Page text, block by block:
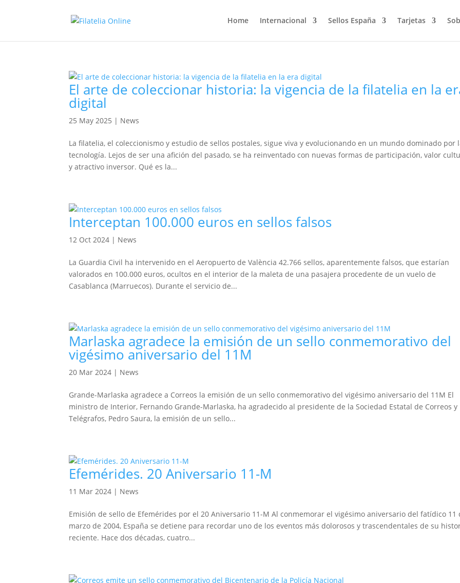
Home Internacional Sellos España Tarjetas
El arte de coleccionar historia: la vigencia de la filatelia en la
digital
25 May 2025 | News
La filatelia, el coleccionismo y estudio de sellos postales, sigue viva y evolucionando en un mundo dominado por
tecnología. Lejos de ser una afición del pasado, se ha reinventado con nuevas formas de participación, valor
y atractivo inversor. Qué es la...
Interceptan 100.000 euros en sellos falsos
12 Oct 2024 | News
La Guardia Civil ha intervenido en el Aeropuerto de València 42.766 sellos, aparentemente falsos, que estarían
valorados en 100.000 euros, ocultos en el interior de la maleta de una pasajera procedente de un vuelo de
Casablanca (Marruecos). Durante el servicio de...
Marlaska agradece la emisión de un sello conmemorativo del
vigésimo aniversario del 11M
20 Mar 2024 | News
Grande-Marlaska agradece a Correos la emisión de un sello conmemorativo del vigésimo aniversario del 11M El
ministro de Interior, Fernando Grande-Marlaska, ha agradecido al presidente de la Sociedad Estatal de Correos y
Telégrafos, Pedro Saura, la emisión de un sello...
Efemérides. 20 Aniversario 11-M
11 Mar 2024 | News
Emisión de sello de Efemérides por el 20 Aniversario 11-M Al conmemorar el vigésimo aniversario del fatídico 11
marzo de 2004, España se detiene para recordar uno de los eventos más dolorosos y trascendentales de su
reciente. Hace dos décadas, cuatro...